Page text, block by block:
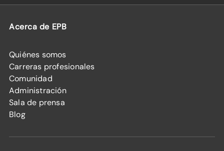
Acerca de EPB
Quiénes somos
Carreras profesionales
Comunidad
Administración
Sala de prensa
Blog